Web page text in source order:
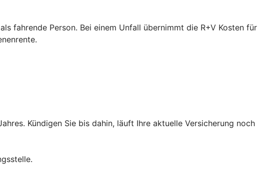
fahrende Person. Bei einem Unfall übernimmt die R+V Kosten für
Kündigen Sie bis dahin, läuft Ihre aktuelle Versicherung noch